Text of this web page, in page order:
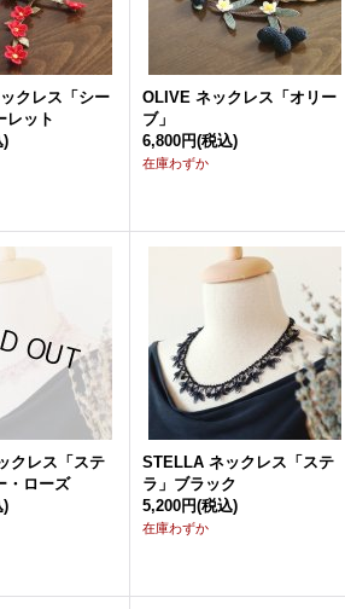
クレス「シー
レット
)
OLIVE ネックレス「オリー
ブ」
6,800円(税込)
在庫わずか
クレス「ステ
・ローズ
)
STELLA ネックレス「ステ
ラ」ブラック
5,200円(税込)
在庫わずか